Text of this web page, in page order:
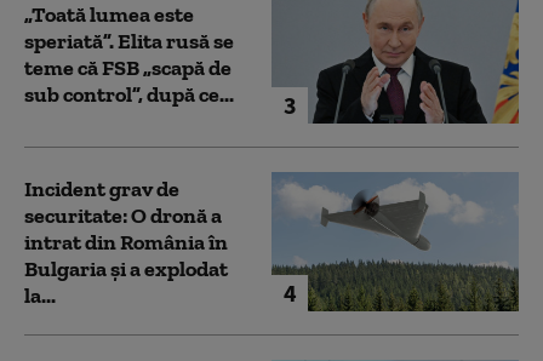
3
„Toată lumea este
speriată”. Elita rusă se
teme că FSB „scapă de
sub control”, după ce...
4
Incident grav de
securitate: O dronă a
intrat din România în
Bulgaria şi a explodat
la...